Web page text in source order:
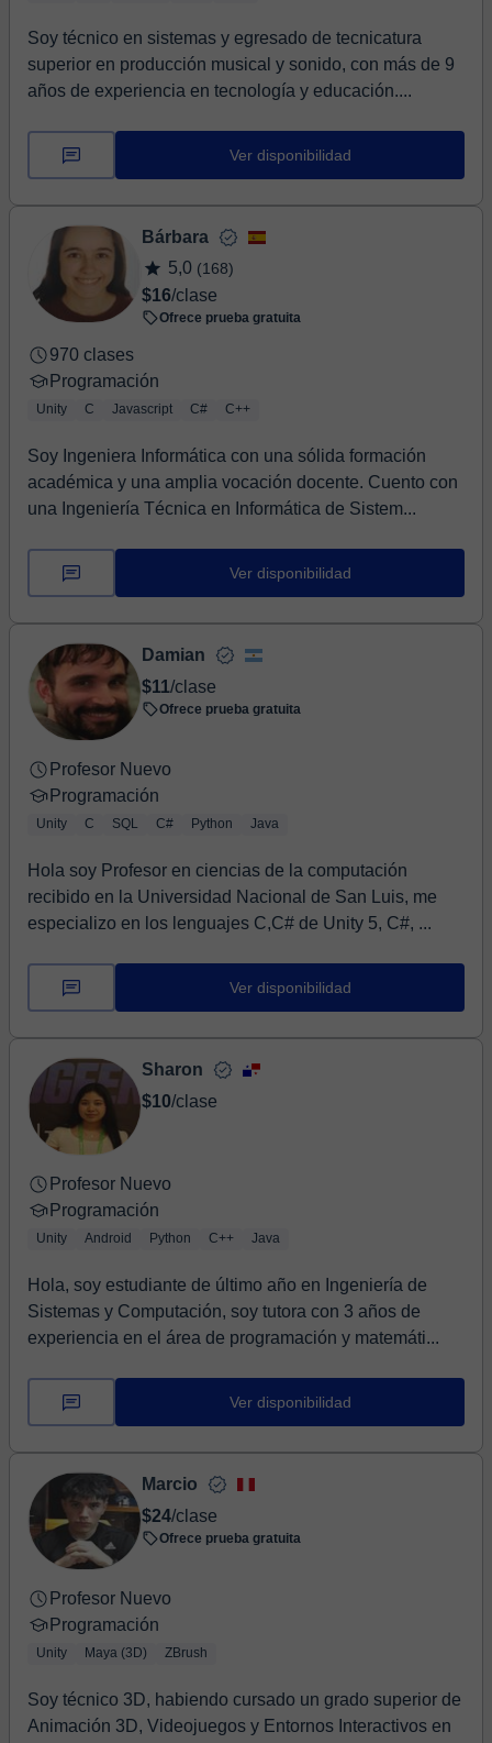
Soy técnico en sistemas y egresado de tecnicatura
superior en producción musical y sonido, con más de 9
años de experiencia en tecnología y educación....
Ver disponibilidad
Bárbara
5,0 (168)
$16/clase
Ofrece prueba gratuita
970 clases
Programación
Unity C Javascript C# C++
Soy Ingeniera Informática con una sólida formación
académica y una amplia vocación docente. Cuento con
una Ingeniería Técnica en Informática de Sistem...
Ver disponibilidad
Damian
$11/clase
Ofrece prueba gratuita
Profesor Nuevo
Programación
Unity C SQL C# Python Java
Hola soy Profesor en ciencias de la computación
recibido en la Universidad Nacional de San Luis, me
especializo en los lenguajes C,C# de Unity 5, C#, ...
Ver disponibilidad
Sharon
$10/clase
Profesor Nuevo
Programación
Unity Android Python C++ Java
Hola, soy estudiante de último año en Ingeniería de
Sistemas y Computación, soy tutora con 3 años de
experiencia en el área de programación y matemáti...
Ver disponibilidad
Marcio
$24/clase
Ofrece prueba gratuita
Profesor Nuevo
Programación
Unity Maya (3D) ZBrush
Soy técnico 3D, habiendo cursado un grado superior de
Animación 3D, Videojuegos y Entornos Interactivos en